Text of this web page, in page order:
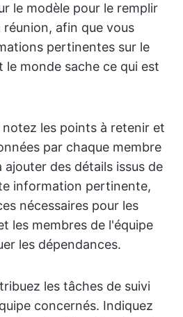
le modèle pour le remplir
afin que vous
pertinentes sur le
monde sache ce qui est
les points à retenir et
par chaque membre
ajouter des détails issus de
information pertinente,
nécessaires pour les
les membres de l'équipe
les dépendances.
les tâches de suivi
concernés. Indiquez